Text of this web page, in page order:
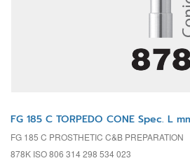
FG 185 C TORPEDO CONE Spec. L
FG 185 C PROSTHETIC C&B PREPARATION
878K ISO 806 314 298 534 023